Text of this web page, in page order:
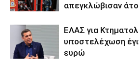
απεγκλώβισαν
ΕΛΑΣ για
υποστελέχωση
ευρώ